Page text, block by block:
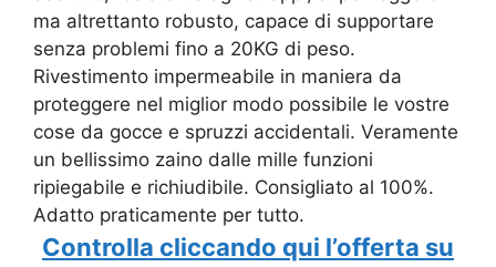
ma altrettanto robusto, capace di supportare
senza problemi fino a 20KG di peso.
Rivestimento impermeabile in maniera da
proteggere nel miglior modo possibile le vostre
cose da gocce e spruzzi accidentali. Veramente
un bellissimo zaino dalle mille funzioni
ripiegabile e richiudibile. Consigliato al 100%.
Adatto praticamente per tutto.
Controlla cliccando qui l’offerta su